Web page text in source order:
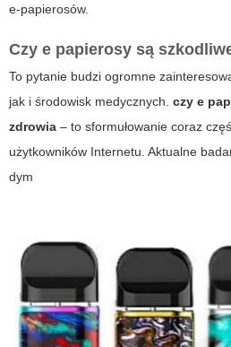
e-papierosów.
Czy e papierosy są
To pytanie budzi ogromne
jak i środowisk medycznych. czy e
zdrowia – to sformułowanie coraz
użytkowników Internetu. Aktualne
dym